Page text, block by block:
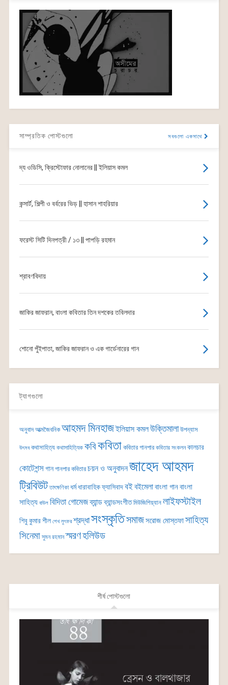
সাম্প্রতিক পোস্টগুলো সবগুলো একসাথে
দ্য ওডিসি, ক্রিস্টোফার নোলানের || ইলিয়াস কমল
কন্সার্ট, শিল্পী ও বর্বরের ভিড় || হাসান শাহরিয়ার
ফরেস্ট সিটি দিনপত্রী / ১৩ || পাপড়ি রহমান
শ্রাবণবিদায়
জাকির জাফরান, বাংলা কবিতার তিন দশকের তবিলদার
শোনো পুঁইপাতা, জাকির জাফরান ও এক গার্ডেনারের গান
ট্যাগগুলো
অনুবাদ আত্মজৈবনিক আহমদ মিনহাজইলিয়াস কমলউক্তিমালা উপন্যাস
উৎসব কথাসাহিত্য কথাসাহিত্যিক কবিকবিতা কবিতার গানপার কবিতার সংকলন কালচার
কোটেশন্সগান গানপার কবিতার চয়ন ও অনুবাদনজাহেদ আহমদ
ট্রিবিউট তাৎক্ষণিকা ধর্ম ধারাবাহিকফ্যাসিবাদবইবইমেলাবাংলা গানবাংলা
সাহিত্য বাউল বিদিতা গোমেজব্যান্ডব্যান্ডসংগীত মিউজিশিয়্যান লাইফস্টাইল
শিবু কুমার শীল শেখ লুৎফর শ্রদ্ধাসংস্কৃতিসমাজসরোজ মোস্তফাসাহিত্য
সিনেমা সুমন রহমান স্মরণহলিউড
শীর্ষ পোস্টগুলো